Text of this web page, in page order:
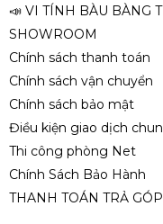
📣 VI TÍNH BÀU BÀNG
SHOWROOM
Chính sách thanh toán
Chính sách vận chuyển
Chính sách bảo mật
Điều kiện giao dịch
Thi công phòng Net
Chính Sách Bảo Hành
THANH TOÁN TRẢ GÓP